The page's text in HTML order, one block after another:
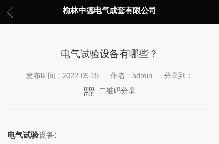
榆林中德电气成套有限公司
电气试验设备有哪些？
发布时间：2022-09-15 作者：admin
分享到：
二维码分享
电气试验设备: